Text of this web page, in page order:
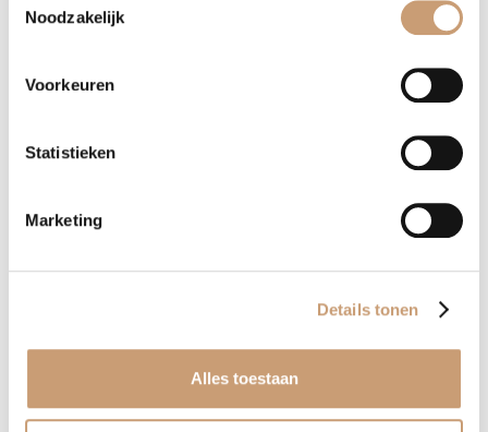
Noodzakelijk
Voorkeuren
Statistieken
Marketing
Details tonen
Alles toestaan
Neem contact op, dan helpen wij u graag direct verder!
Wat maakt ons uniek